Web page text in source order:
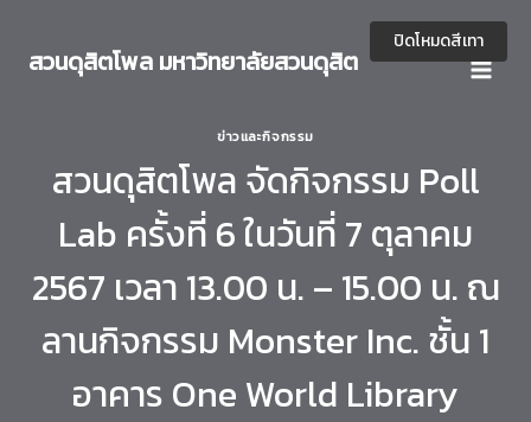
content
สวนดุสิตโพล มหาวิทยาลัยสวนดุสิต
ข่าวและกิจกรรม
สวนดุสิตโพล จัดกิจกรรม Poll
Lab ครั้งที่ 6 ในวันที่ 7 ตุลาคม
2567 เวลา 13.00 น. – 15.00 น. ณ
ลานกิจกรรม Monster Inc. ชั้น 1
อาคาร One World Library
ปิดโหมดสีเทา